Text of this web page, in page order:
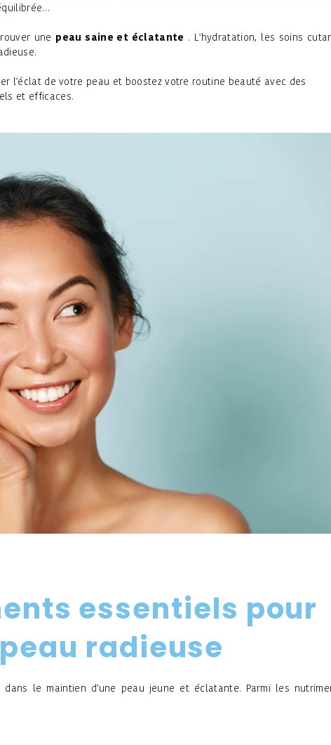
une peau saine et éclatante . L'hydratation, les soins
l'éclat de votre peau et boostez votre routine beauté avec des
et efficaces.
essentiels pour
radieuse
le maintien d'une peau jeune et éclatante. Parmi les